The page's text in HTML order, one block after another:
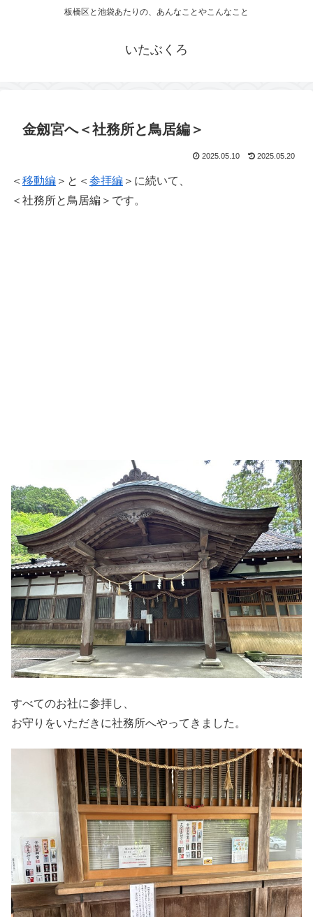
板橋区と池袋あたりの、あんなことやこんなこと
いたぶくろ
金劔宮へ＜社務所と鳥居編＞
2025.05.10 2025.05.20
＜ 移動編 ＞と＜ 参拝編 ＞に続いて、
＜社務所と鳥居編＞です。
すべてのお社に参拝し、
お守りをいただきに社務所へやってきました。